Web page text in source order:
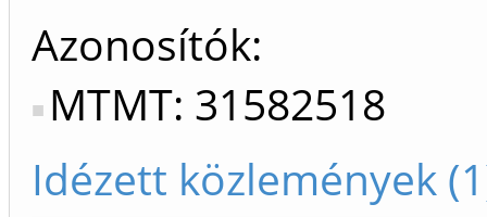
Azonosítók
MTMT: 31582518
Idézett közlemények